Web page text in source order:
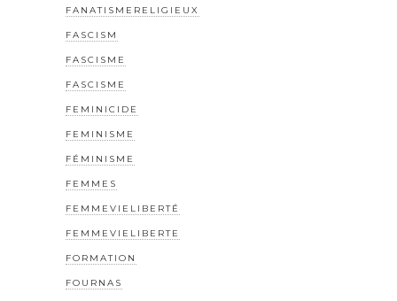
FANATISMERELIGIEUX
FASCISM
FASCISME
FASCISME
FEMINICIDE
FEMINISME
FÉMINISME
FEMMES
FEMMEVIELIBERTÉ
FEMMEVIELIBERTE
FORMATION
FOURNAS